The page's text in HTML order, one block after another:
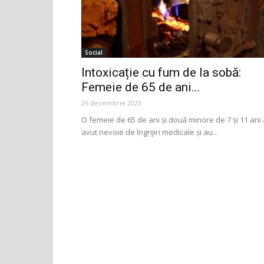
Social
Intoxicație cu fum de la sobă:
Femeie de 65 de ani...
26 decembrie 2023
O femeie de 65 de ani și două minore de 7 și 11 ani
avut nevoie de îngrijiri medicale și au...